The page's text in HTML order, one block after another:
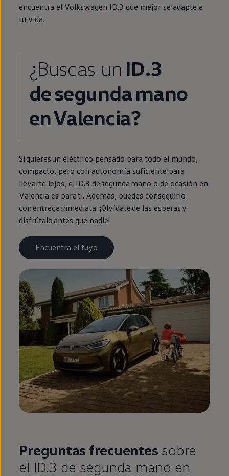
encuentra el Volkswagen ID.3 que mejor se adapte a
tu vida.
¿Buscas un ID.3
desegundamano
enValencia?
Si quieres un eléctrico pensado para todo el mundo,
compacto, pero con autonomía suficiente para
llevarte lejos, el ID.3 desegunda mano o de ocasión en
Valencia es para ti. Además, puedes conseguirlo
con entrega inmediata. ¡Olvídate de las esperas y
disfrútalo antes que nadie!
Encuentra el tuyo
Preguntas frecuentes sobre
el ID.3 de segunda mano en